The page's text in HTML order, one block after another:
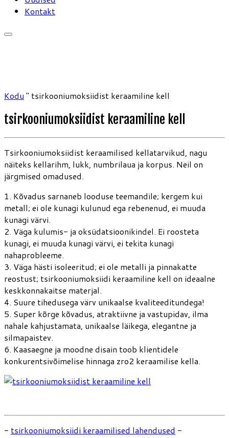
Kontakt
Kodu " tsirkooniumoksiidist keraamiline kell
tsirkooniumoksiidist keraamiline kell
Tsirkooniumoksiidist keraamilised kellatarvikud, nagu
näiteks kellarihm, lukk, numbrilaua ja korpus. Neil on
järgmised omadused.
1. Kõvadus sarnaneb looduse teemandile; kergem kui
metall; ei ole kunagi kulunud ega rebenenud, ei muuda
kunagi värvi.
2. Väga kulumis- ja oksüdatsioonikindel. Ei roosteta
kunagi, ei muuda kunagi värvi, ei tekita kunagi
nahaprobleeme.
3. Väga hästi isoleeritud; ei ole metalli ja pinnakatte
reostust; tsirkooniumoksiidi keraamiline kell on ideaalne
keskkonnakaitse materjal.
4. Suure tihedusega värv unikaalse kvaliteeditundega!
5. Super kõrge kõvadus, atraktiivne ja vastupidav, ilma
nahale kahjustamata, unikaalse läikega, elegantne ja
silmapaistev.
6. Kaasaegne ja moodne disain toob klientidele
konkurentsivõimelise hinnaga zro2 keraamilise kella.
- tsirkooniumoksiidi keraamilised lahendused -